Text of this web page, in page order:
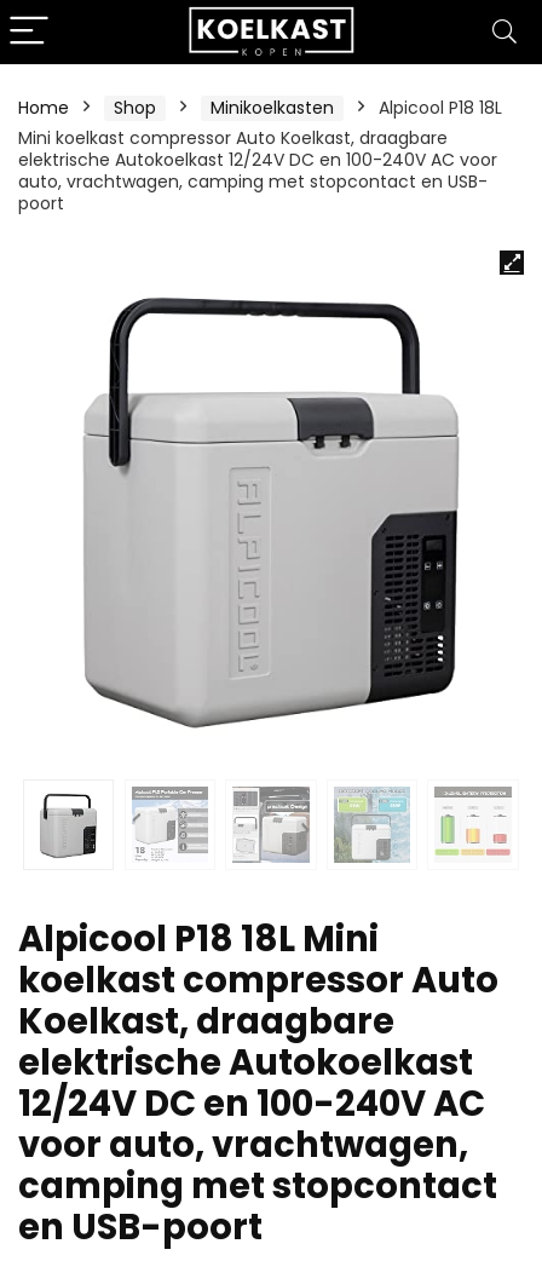
Home Shop Minikoelkasten
Alpicool P18 18L
Mini koelkast compressor Auto Koelkast, draagbare
elektrische Autokoelkast 12/24V DC en 100-240V AC voor
auto, vrachtwagen, camping met stopcontact en USB-
poort
Alpicool P18 18L Mini
koelkast compressor Auto
Koelkast, draagbare
elektrische Autokoelkast
12/24V DC en 100-240V AC
voor auto, vrachtwagen,
camping met stopcontact
en USB-poort